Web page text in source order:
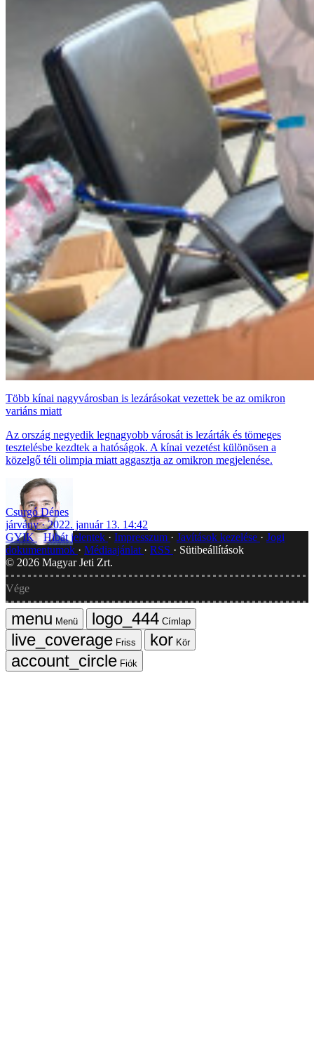
Több kínai nagyvárosban is lezárásokat vezettek be az omikron
variáns miatt
Az ország negyedik legnagyobb városát is lezárták és tömeges
tesztelésbe kezdtek a hatóságok. A kínai vezetést különösen a
közelgő téli olimpia miatt aggasztja az omikron megjelenése.
Csurgó Dénes
járvány
2022. január 13. 14:42
GYIK Hibát jelentek Impresszum Javítások kezelése
Jogi
dokumentumok
Médiaajánlat RSS
Sütibeállítások
© 2026 Magyar Jeti Zrt.
Vége
Menü
Címlap
Friss
Kör
Fiók